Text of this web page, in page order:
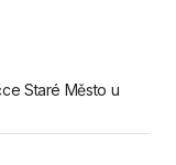
Staré Město u